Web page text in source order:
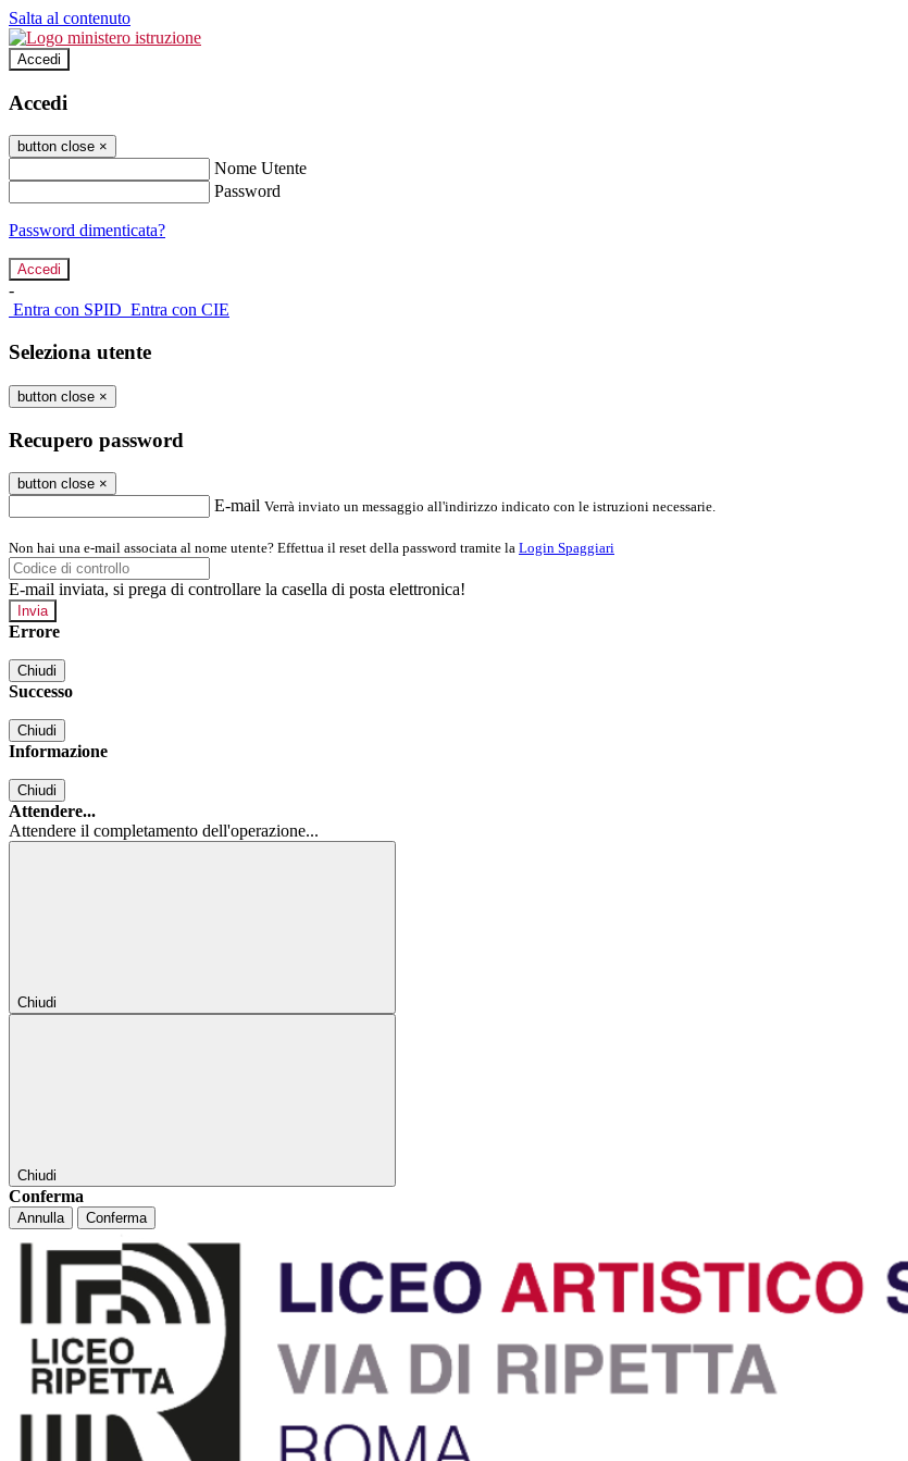
Salta al contenuto
Accedi
Accedi
button close ×
Nome Utente
Password
Password dimenticata?
-
Entra con SPID Entra con CIE
Seleziona utente
button close ×
Recupero password
button close ×
E-mail Verrà inviato un messaggio all'indirizzo indicato con le istruzioni necessarie.
Non hai una e-mail associata al nome utente? Effettua il reset della password tramite la Login Spaggiari
E-mail inviata, si prega di controllare la casella di posta elettronica!
Errore
Chiudi
Successo
Chiudi
Informazione
Chiudi
Attendere...
Attendere il completamento dell'operazione...
Chiudi
Chiudi
Conferma
Annulla Conferma